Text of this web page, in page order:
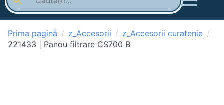
Prima pagină z_Accesorii
z_Accesorii curatenie
221433 | Panou filtrare CS700 B